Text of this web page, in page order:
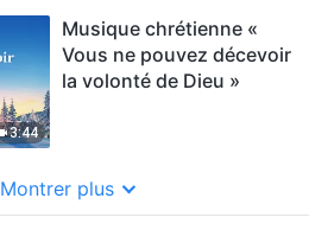
3:44
Musique chrétienne «
Vous ne pouvez décevoir
la volonté de Dieu »
Montrer plus